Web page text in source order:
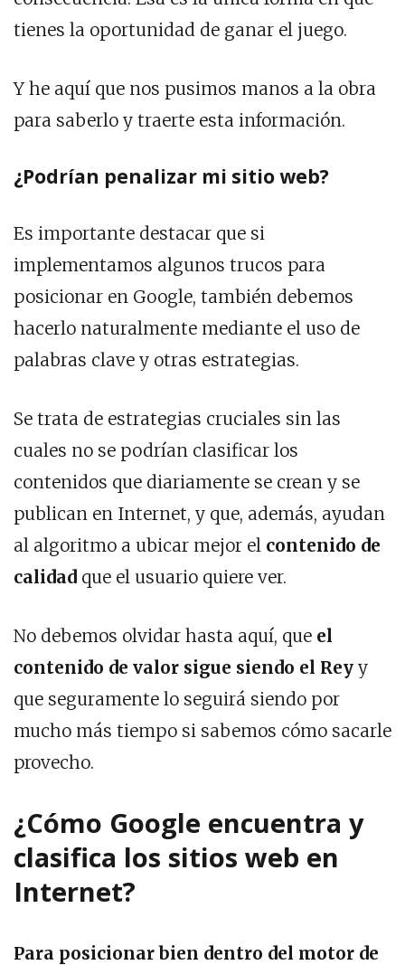
tienes la oportunidad de ganar el juego.
Y he aquí que nos pusimos manos a la obra
para saberlo y traerte esta información.
¿Podrían penalizar mi sitio web?
Es importante destacar que si
implementamos algunos trucos para
posicionar en Google, también debemos
hacerlo naturalmente mediante el uso de
palabras clave y otras estrategias.
Se trata de estrategias cruciales sin las
cuales no se podrían clasificar los
contenidos que diariamente se crean y se
publican en Internet, y que, además, ayudan
al algoritmo a ubicar mejor el contenido de
calidad que el usuario quiere ver.
No debemos olvidar hasta aquí, que el
contenido de valor sigue siendo el Rey y
que seguramente lo seguirá siendo por
mucho más tiempo si sabemos cómo sacarle
provecho.
¿Cómo Google encuentra y
clasifica los sitios web en
Internet?
Para posicionar bien dentro del motor de